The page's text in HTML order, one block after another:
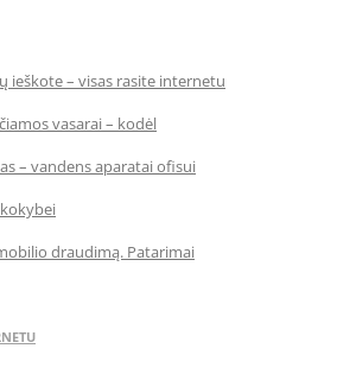
ieškote – visas rasite internetu
vasarai – kodėl
– vandens aparatai ofisui
draudimą. Patarimai